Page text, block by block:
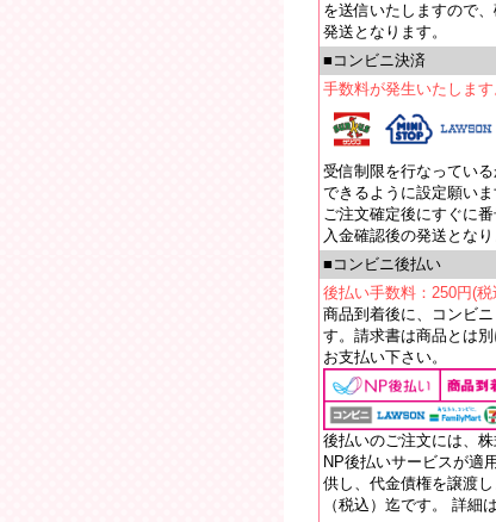
を送信いたしますので
発送となります。
■コンビニ決済
手数料が発生いたします
受信制限を行なってい
できるように設定願いま
ご注文確定後にすぐに
入金確認後の発送となり
■コンビニ後払い
後払い手数料：250円(税
商品到着後に、コンビ
す。請求書は商品とは
お支払い下さい。
後払いのご注文には、
NP後払いサービスが適
供し、代金債権を譲渡
（税込）迄です。 詳細